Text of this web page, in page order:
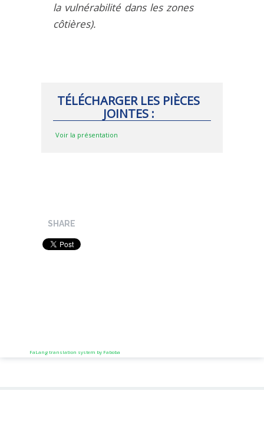
la vulnérabilité dans les zones
côtières).
TÉLÉCHARGER LES PIÈCES
JOINTES :
Voir la présentation
SHARE
FaLang translation system by Faboba